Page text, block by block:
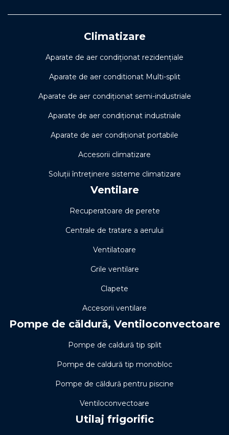
Climatizare
Aparate de aer condiționat rezidențiale
Aparate de aer conditionat Multi-split
Aparate de aer condiționat semi-industriale
Aparate de aer condiționat industriale
Aparate de aer condiționat portabile
Accesorii climatizare
Soluţii întreţinere sisteme climatizare
Ventilare
Recuperatoare de perete
Centrale de tratare a aerului
Ventilatoare
Grile ventilare
Clapete
Accesorii ventilare
Pompe de căldură, Ventiloconvectoare
Pompe de caldură tip split
Pompe de caldură tip monobloc
Pompe de căldură pentru piscine
Ventiloconvectoare
Utilaj frigorific